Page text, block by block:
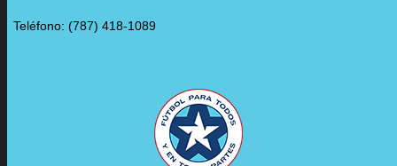
Teléfono: (787) 418-1089